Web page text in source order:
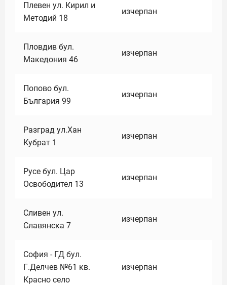
Плевен ул. Кирил и
Методий 18
изчерпан
Пловдив бул.
Македония 46
изчерпан
Попово бул.
България 99
изчерпан
Разград ул.Хан
Кубрат 1
изчерпан
Русе бул. Цар
Освободител 13
изчерпан
Сливен ул.
Славянска 7
изчерпан
София - ГД бул.
Г.Делчев №61 кв.
Красно село
изчерпан